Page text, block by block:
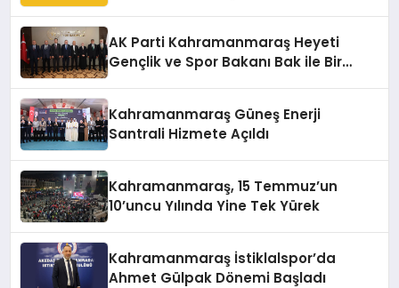
AK Parti Kahramanmaraş Heyeti
Gençlik ve Spor Bakanı Bak ile Bir
Kahramanmaraş Güneş Enerji
Santrali Hizmete Açıldı
Kahramanmaraş, 15 Temmuz’un
10’uncu Yılında Yine Tek Yürek
Kahramanmaraş İstiklalspor’da
Ahmet Gülpak Dönemi Başladı